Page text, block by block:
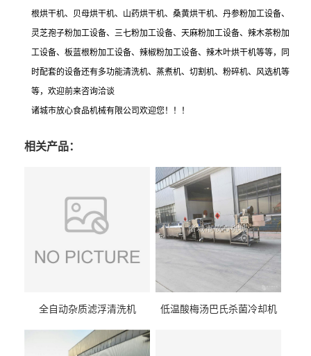
根烘干机、贝母烘干机、山药烘干机、桑黄烘干机、丹参粉加工设备、
灵芝孢子粉加工设备、三七粉加工设备、天麻粉加工设备、辣木茶粉加
工设备、板蓝根粉加工设备、辣椒粉加工设备、辣木叶烘干机等等，同
时配套的设备还有多功能清洗机、蒸煮机、切割机、粉碎机、风选机等
等，欢迎前来咨询洽谈
诸城市放心食品机械有限公司欢迎您！！！
相关产品：
全自动杂质滤浮清洗机 低温酸梅汤巴氏杀菌冷却机